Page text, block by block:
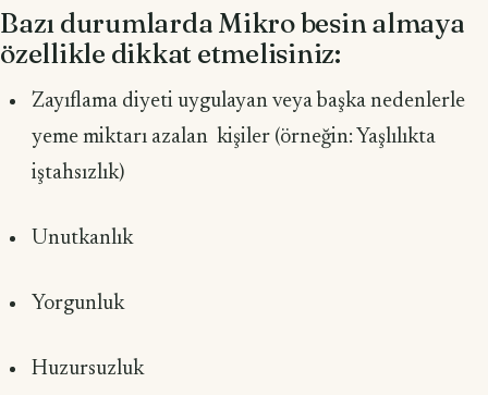
Bazı durumlarda Mikro besin almaya
özellikle dikkat etmelisiniz:
Zayıflama diyeti uygulayan veya başka nedenlerle
yeme miktarı azalan kişiler (örneğin: Yaşlılıkta
iştahsızlık)
Unutkanlık
Yorgunluk
Huzursuzluk